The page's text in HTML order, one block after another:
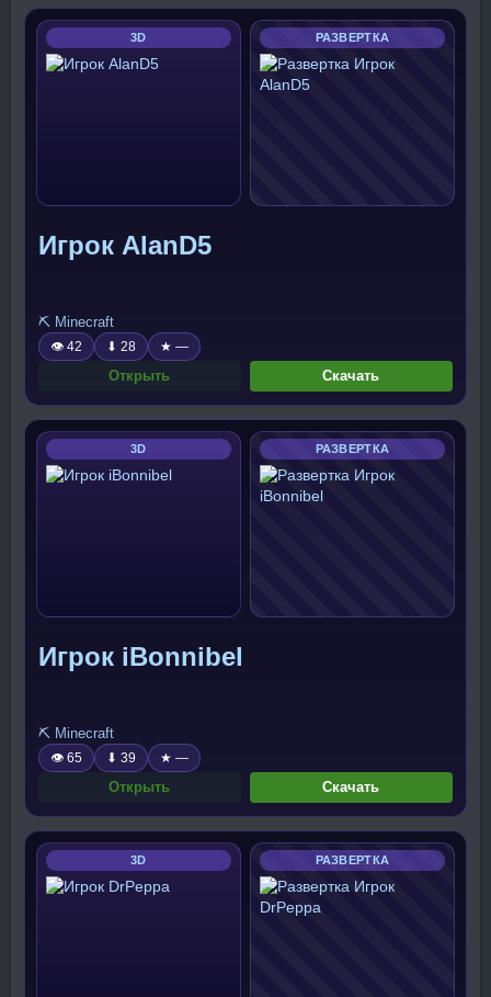
3D РАЗВЕРТКА
Игрок AlanD5
⛏️ Minecraft
👁 42 ⬇ 28 ★ —
Открыть Скачать
3D РАЗВЕРТКА
Игрок iBonnibel
⛏️ Minecraft
👁 65 ⬇ 39 ★ —
Открыть Скачать
3D РАЗВЕРТКА